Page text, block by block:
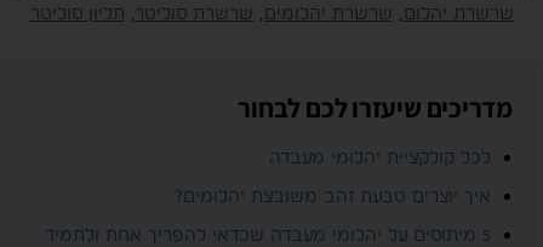
שרשרת יהלום , שרשרת יהלומים , שרשרת סוליטר, תליון סוליטר
מדריכים שיעזרו לכם לבחור
לכל קולקציית יהלומי מעבדה
איך יוצרים טבעת זהב משובצת יהלומים?
5 מיתוסים על יהלומי מעבדה שכדאי להפריך אחת ולתמיד